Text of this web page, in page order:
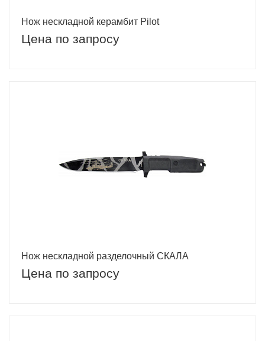
Нож нескладной керамбит Pilot
Цена по запросу
Нож нескладной разделочный СКАЛА
Цена по запросу